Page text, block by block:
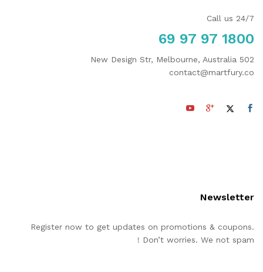
Call us 24/7
1800 97 97 69
502 New Design Str, Melbourne, Australia
contact@martfury.co
Newsletter
Register now to get updates on promotions & coupons.
Don’t worries. We not spam !